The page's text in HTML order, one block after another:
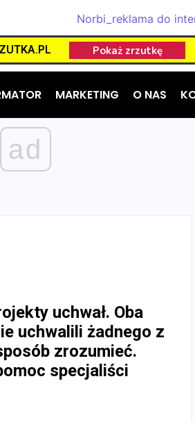
MARKETING O NAS
ad
uchwał. Oba
uchwalili żadnego z
zrozumieć.
specjaliści